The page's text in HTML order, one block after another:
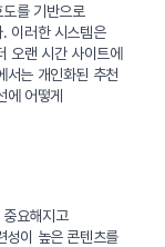
를 기반으로
이러한 시스템은
오랜 시간 사이트에
서는 개인화된 추천
에 어떻게
요해지고
성이 높은 콘텐츠를